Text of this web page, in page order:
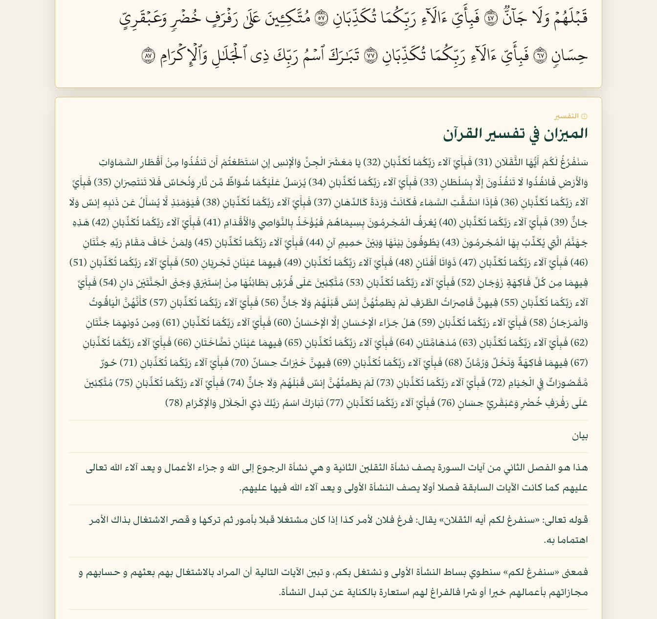
قَبۡلَهُمۡ وَلَا جَآنّٞ ٧٤
فَبِأَيِّ ءَالَآءِ رَبِّكُمَا تُكَذِّبَانِ ٧٥
مُتَّكِـِٔينَ عَلَىٰ رَفۡرَفٍ خُضۡرٖ وَعَبۡقَرِيٍّ
حِسَانٖ ٧٦
فَبِأَيِّ ءَالَآءِ رَبِّكُمَا تُكَذِّبَانِ ٧٧ تَبَٰرَكَ ٱسۡمُ رَبِّكَ ذِي ٱلۡجَلَٰلِ وَٱلۡإِكۡرَامِ ٧٨
۞ التفسير
الميزان في تفسير القرآن
سَنَفْرُغُ لَكُمْ أَيُّهَا الثَّقَلَانِ (31) فَبِأَيِّ آلَاء رَبِّكُمَا تُكَذِّبَانِ (32) يَا مَعْشَرَ الْجِنِّ وَالْإِنسِ إِنِ اسْتَطَعْتُمْ أَن تَنفُذُوا مِنْ أَقْطَارِ السَّمَاوَاتِ
وَالْأَرْضِ فَانفُذُوا لَا تَنفُذُونَ إِلَّا بِسُلْطَانٍ (33) فَبِأَيِّ آلَاء رَبِّكُمَا تُكَذِّبَانِ (34) يُرْسَلُ عَلَيْكُمَا شُوَاظٌ مِّن نَّارٍ وَنُحَاسٌ فَلَا تَنتَصِرَانِ (35) فَبِأَيِّ
آلَاء رَبِّكُمَا تُكَذِّبَانِ (36) فَإِذَا انشَقَّتِ السَّمَاء فَكَانَتْ وَرْدَةً كَالدِّهَانِ (37) فَبِأَيِّ آلَاء رَبِّكُمَا تُكَذِّبَانِ (38) فَيَوْمَئِذٍ لَّا يُسْأَلُ عَن ذَنبِهِ إِنسٌ وَلَا
جَانٌّ (39) فَبِأَيِّ آلَاء رَبِّكُمَا تُكَذِّبَانِ (40) يُعْرَفُ الْمُجْرِمُونَ بِسِيمَاهُمْ فَيُؤْخَذُ بِالنَّوَاصِي وَالْأَقْدَامِ (41) فَبِأَيِّ آلَاء رَبِّكُمَا تُكَذِّبَانِ (42) هَذِهِ
جَهَنَّمُ الَّتِي يُكَذِّبُ بِهَا الْمُجْرِمُونَ (43) يَطُوفُونَ بَيْنَهَا وَبَيْنَ حَمِيمٍ آنٍ (44) فَبِأَيِّ آلَاء رَبِّكُمَا تُكَذِّبَانِ (45) وَلِمَنْ خَافَ مَقَامَ رَبِّهِ جَنَّتَانِ
(46) فَبِأَيِّ آلَاء رَبِّكُمَا تُكَذِّبَانِ (47) ذَوَاتَا أَفْنَانٍ (48) فَبِأَيِّ آلَاء رَبِّكُمَا تُكَذِّبَانِ (49) فِيهِمَا عَيْنَانِ تَجْرِيَانِ (50) فَبِأَيِّ آلَاء رَبِّكُمَا تُكَذِّبَانِ (51)
فِيهِمَا مِن كُلِّ فَاكِهَةٍ زَوْجَانِ (52) فَبِأَيِّ آلَاء رَبِّكُمَا تُكَذِّبَانِ (53) مُتَّكِئِينَ عَلَى فُرُشٍ بَطَائِنُهَا مِنْ إِسْتَبْرَقٍ وَجَنَى الْجَنَّتَيْنِ دَانٍ (54) فَبِأَيِّ
آلَاء رَبِّكُمَا تُكَذِّبَانِ (55) فِيهِنَّ قَاصِرَاتُ الطَّرْفِ لَمْ يَطْمِثْهُنَّ إِنسٌ قَبْلَهُمْ وَلَا جَانٌّ (56) فَبِأَيِّ آلَاء رَبِّكُمَا تُكَذِّبَانِ (57) كَأَنَّهُنَّ الْيَاقُوتُ
وَالْمَرْجَانُ (58) فَبِأَيِّ آلَاء رَبِّكُمَا تُكَذِّبَانِ (59) هَلْ جَزَاء الْإِحْسَانِ إِلَّا الْإِحْسَانُ (60) فَبِأَيِّ آلَاء رَبِّكُمَا تُكَذِّبَانِ (61) وَمِن دُونِهِمَا جَنَّتَانِ
(62) فَبِأَيِّ آلَاء رَبِّكُمَا تُكَذِّبَانِ (63) مُدْهَامَّتَانِ (64) فَبِأَيِّ آلَاء رَبِّكُمَا تُكَذِّبَانِ (65) فِيهِمَا عَيْنَانِ نَضَّاخَتَانِ (66) فَبِأَيِّ آلَاء رَبِّكُمَا تُكَذِّبَانِ
(67) فِيهِمَا فَاكِهَةٌ وَنَخْلٌ وَرُمَّانٌ (68) فَبِأَيِّ آلَاء رَبِّكُمَا تُكَذِّبَانِ (69) فِيهِنَّ خَيْرَاتٌ حِسَانٌ (70) فَبِأَيِّ آلَاء رَبِّكُمَا تُكَذِّبَانِ (71) حُورٌ
مَّقْصُورَاتٌ فِي الْخِيَامِ (72) فَبِأَيِّ آلَاء رَبِّكُمَا تُكَذِّبَانِ (73) لَمْ يَطْمِثْهُنَّ إِنسٌ قَبْلَهُمْ وَلَا جَانٌّ (74) فَبِأَيِّ آلَاء رَبِّكُمَا تُكَذِّبَانِ (75) مُتَّكِئِينَ
عَلَى رَفْرَفٍ خُضْرٍ وَعَبْقَرِيٍّ حِسَانٍ (76) فَبِأَيِّ آلَاء رَبِّكُمَا تُكَذِّبَانِ (77) تَبَارَكَ اسْمُ رَبِّكَ ذِي الْجَلَالِ وَالْإِكْرَامِ (78)
بيان
هذا هو الفصل الثاني من آيات السورة يصف نشأة الثقلين الثانية و هي نشأة الرجوع إلى الله و جزاء الأعمال و يعد آلاء الله تعالى
عليهم كما كانت الآيات السابقة فصلا أولا يصف النشأة الأولى و يعد آلاء الله فيها عليهم.
قوله تعالى: «سنفرغ لكم أيه الثقلان» يقال: فرغ فلان لأمر كذا إذا كان مشتغلا قبلا بأمور ثم تركها و قصر الاشتغال بذاك الأمر
اهتماما به.
فمعنى «سنفرغ لكم» سنطوي بساط النشأة الأولى و نشتغل بكم، و تبين الآيات التالية أن المراد بالاشتغال بهم بعثهم و حسابهم و
مجازاتهم بأعمالهم خيرا أو شرا فالفراغ لهم استعارة بالكناية عن تبدل النشأة.